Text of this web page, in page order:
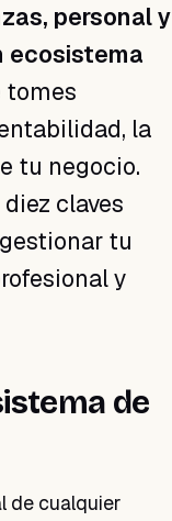
personal y
ecosistema
tomes
la
tu negocio.
claves
tu
y
de
de cualquier